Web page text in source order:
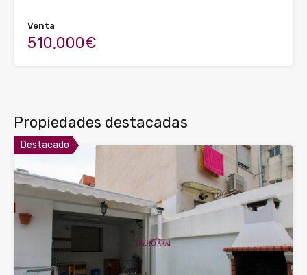
Venta
510,000€
Propiedades destacadas
Destacado